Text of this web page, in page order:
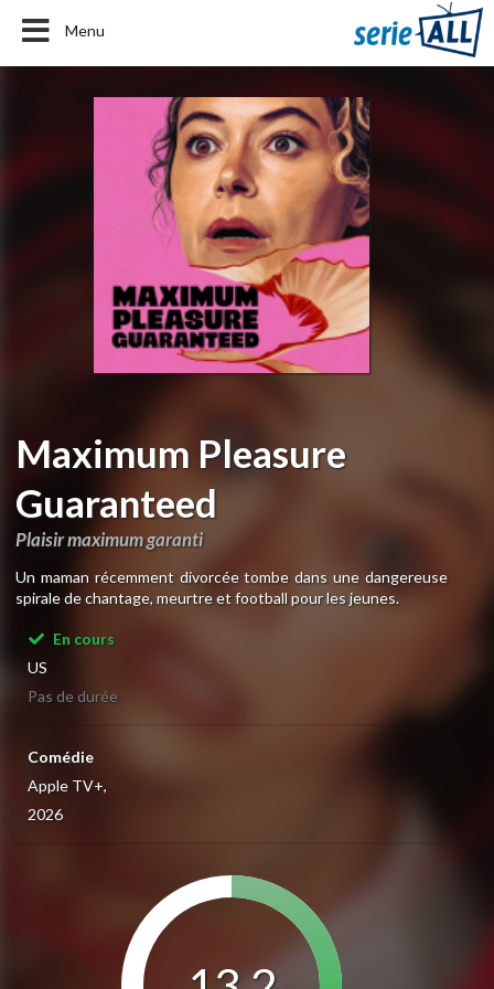
Menu
Maximum Pleasure
Guaranteed
Plaisir maximum garanti
Un maman récemment divorcée tombe dans une dangereuse
spirale de chantage, meurtre et football pour les jeunes.
En cours
US
Pas de durée
Comédie
Apple TV+,
2026